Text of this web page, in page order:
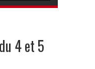
4 et 5